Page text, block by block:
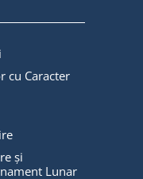
cu Caracter
și
Lunar